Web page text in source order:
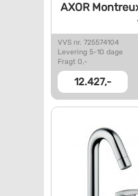
AXOR
VVS nr. 725574104
Levering 5-10 dage
Fragt 0,-
12.427,-